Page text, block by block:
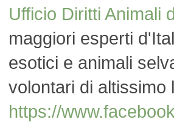
Ufficio Diritti Animali
maggiori esperti
esotici e animali
volontari di altissimo
https://